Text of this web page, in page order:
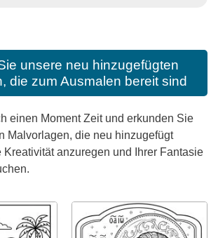
unsere neu hinzugefügten
die zum Ausmalen bereit sind
einen Moment Zeit und erkunden Sie
Malvorlagen, die neu hinzugefügt
Kreativität anzuregen und Ihrer Fantasie